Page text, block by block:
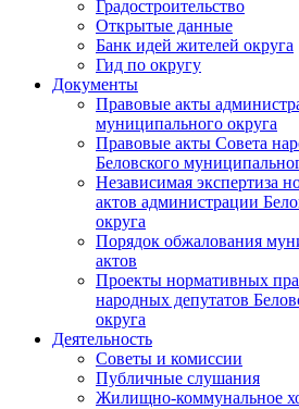
Градостроительство
Открытые данные
Банк идей жителей округа
Гид по округу
Документы
Правовые акты
муниципального округа
Правовые акты Совета
Беловского
Независимая экспертиза
актов администрации
округа
Порядок обжалования
актов
Проекты нормативных
народных депутатов
округа
Деятельность
Советы и комиссии
Публичные слушания
Жилищно-коммунальное